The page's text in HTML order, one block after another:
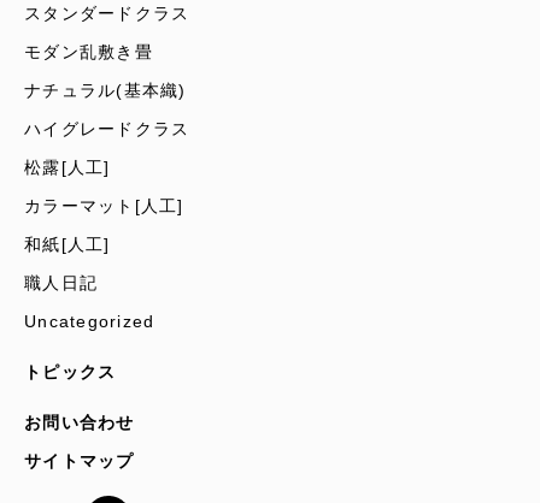
スタンダードクラス
モダン乱敷き畳
ナチュラル(基本織)
ハイグレードクラス
松露[人工]
カラーマット[人工]
和紙[人工]
職人日記
Uncategorized
トピックス
お問い合わせ
サイトマップ